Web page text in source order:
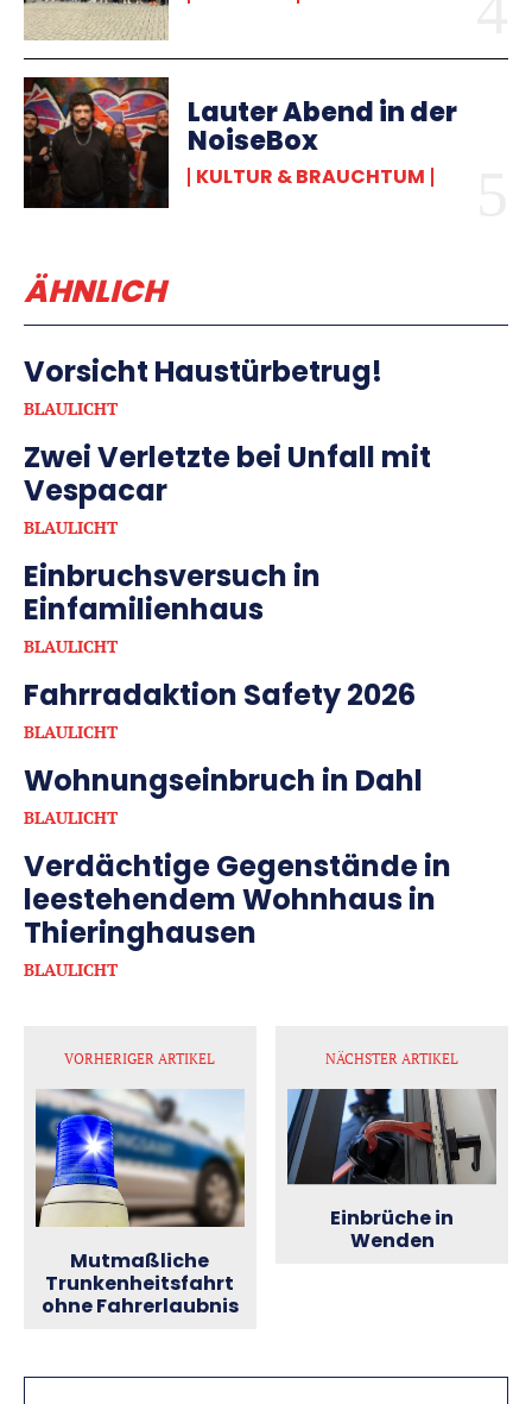
Lauter Abend in der
NoiseBox
KULTUR & BRAUCHTUM
ÄHNLICH
Vorsicht Haustürbetrug!
BLAULICHT
Zwei Verletzte bei Unfall mit
Vespacar
BLAULICHT
Einbruchsversuch in
Einfamilienhaus
BLAULICHT
Fahrradaktion Safety 2026
BLAULICHT
Wohnungseinbruch in Dahl
BLAULICHT
Verdächtige Gegenstände in
leestehendem Wohnhaus in
Thieringhausen
BLAULICHT
VORHERIGER ARTIKEL
Mutmaßliche
Trunkenheitsfahrt
ohne Fahrerlaubnis
NÄCHSTER ARTIKEL
Einbrüche in
Wenden